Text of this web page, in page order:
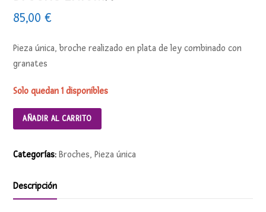
85,00€
Pieza única, broche realizado en plata de ley combinado con
granates
Solo quedan 1 disponibles
AÑADIR AL CARRITO
Categorías: Broches,Pieza única
Descripción